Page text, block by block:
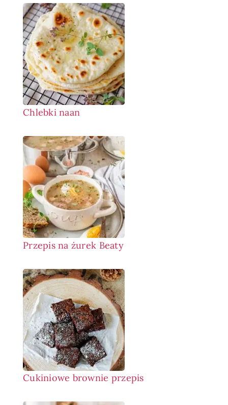
Chlebki naan
Przepis na żurek Beaty
Cukiniowe brownie przepis